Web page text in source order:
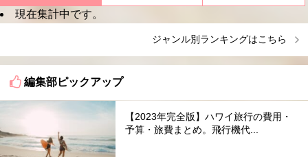
現在集計中です。
ジャンル別ランキングはこちら
編集部ピックアップ
【2023年完全版】ハワイ旅行の費用・
予算・旅費まとめ。飛行機代...